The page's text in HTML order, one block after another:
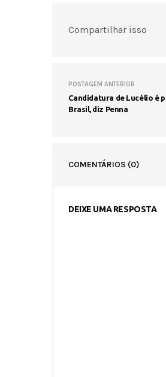
Compartilhar isso
POSTAGEM ANTERIOR
Candidatura de Lucélio é
Brasil, diz Penna
COMENTÁRIOS (0)
DEIXE UMA RESPOSTA